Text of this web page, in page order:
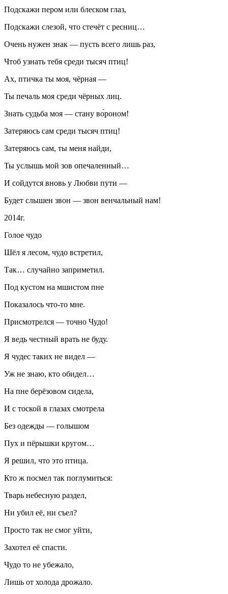
Подскажи пером или блеском глаз,
Подскажи слезой, что стечёт с ресниц…
Очень нужен знак — пусть всего лишь раз,
Чтоб узнать тебя среди тысяч птиц!
Ах, птичка ты моя, чёрная —
Ты печаль моя среди чёрных лиц.
Знать судьба моя — стану во́роном!
Затеряюсь сам среди тысяч птиц!
Затеряюсь сам, ты меня найди,
Ты услышь мой зов опечаленный…
И сойдутся вновь у Любви пути —
Будет слышен звон — звон венчальный нам!
2014г.
Голое чудо
Шёл я лесом, чудо встретил,
Так… случайно заприметил.
Под кустом на мшистом пне
Показалось что-то мне.
Присмотрелся — точно Чудо!
Я ведь честный врать не буду.
Я чудес таких не видел —
Уж не знаю, кто обидел…
На пне берёзовом сидела,
И с тоской в глазах смотрела
Без одежды — голышом
Пух и пёрышки кругом…
Я решил, что это птица.
Кто ж посмел так поглумиться:
Тварь небесную раздел,
Ни убил её, ни съел?
Просто так не смог уйти,
Захотел её спасти.
Чудо то не убежало,
Лишь от холода дрожало.